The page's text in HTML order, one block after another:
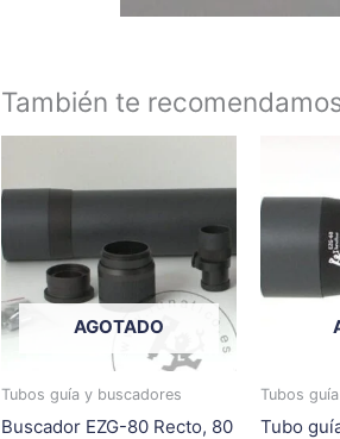
También te
AGOTADO
Tubos guía y buscadores
Buscador EZG-80 Recto, 80
precios:
202,50€
240,00€
tiene
múltiples
variantes.
Las
elegir
Tubos
Tubo